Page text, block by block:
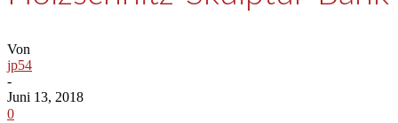
Von
jp54
-
Juni 13, 2018
0